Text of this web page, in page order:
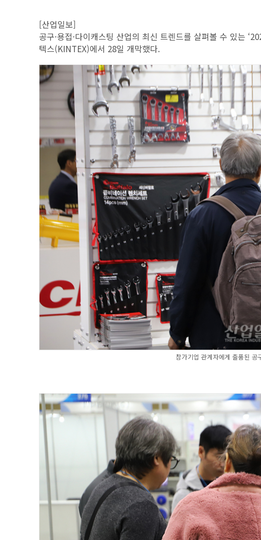
[산업일보]
공구·용접·다이캐스팅 산업의 최신 트렌드를 살펴볼 수 있는
텍스(KINTEX)에서 28일 개막했다.
참가기업 관계자에게 출품된 공